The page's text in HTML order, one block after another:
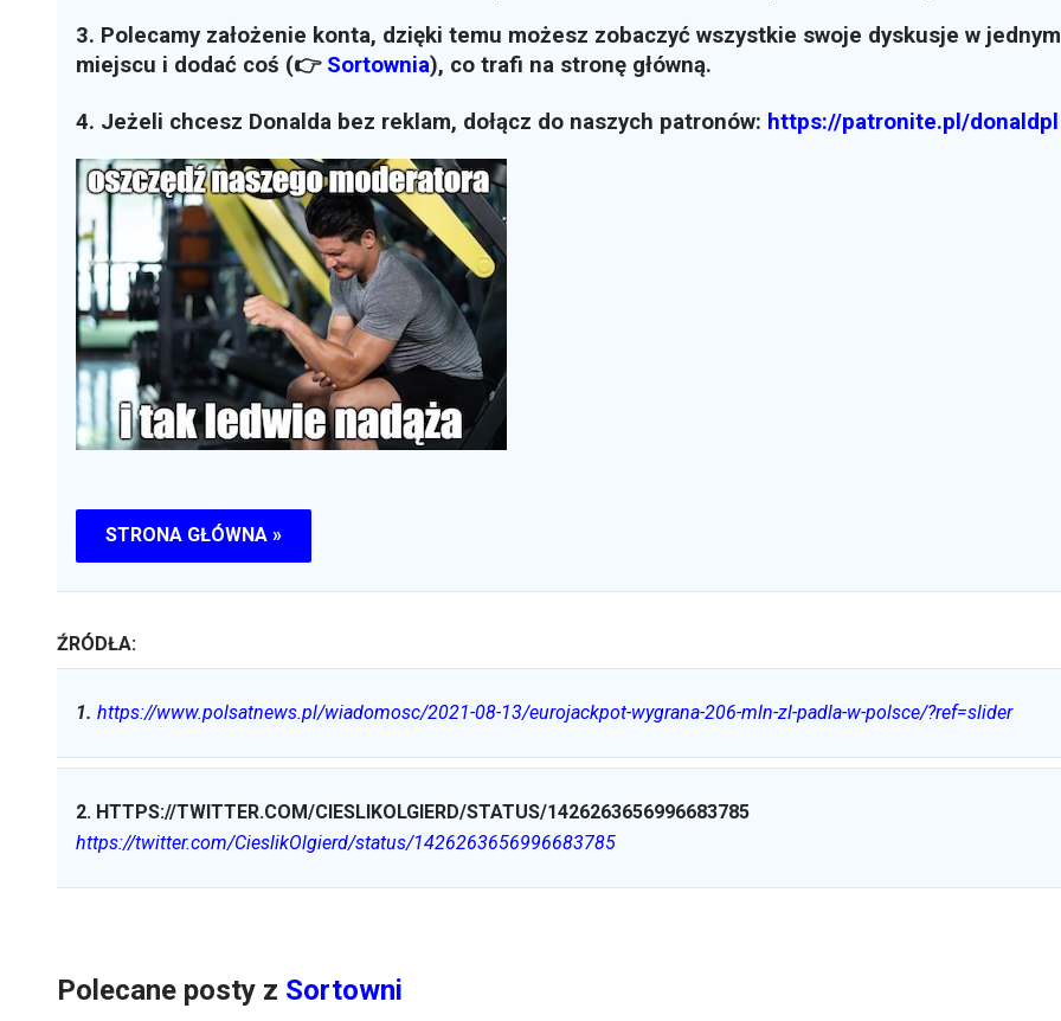
3. Polecamy założenie konta, dzięki temu możesz zobaczyć wszystkie swoje dyskusje w jednym
miejscu i dodać coś (👉 Sortownia), co trafi na stronę główną.
4. Jeżeli chcesz Donalda bez reklam, dołącz do naszych patronów: https://patronite.pl/donaldpl
STRONA GŁÓWNA »
ŹRÓDŁA:
1. https://www.polsatnews.pl/wiadomosc/2021-08-13/eurojackpot-wygrana-206-mln-zl-padla-w-polsce/?ref=slider
2. HTTPS://TWITTER.COM/CIESLIKOLGIERD/STATUS/1426263656996683785
https://twitter.com/CieslikOlgierd/status/1426263656996683785
Polecane posty z Sortowni